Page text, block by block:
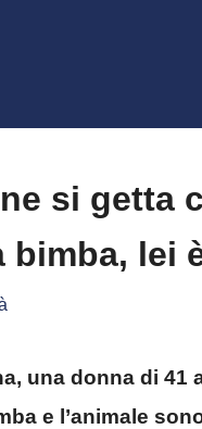
si getta
bimba, lei
una donna di
e l’animale